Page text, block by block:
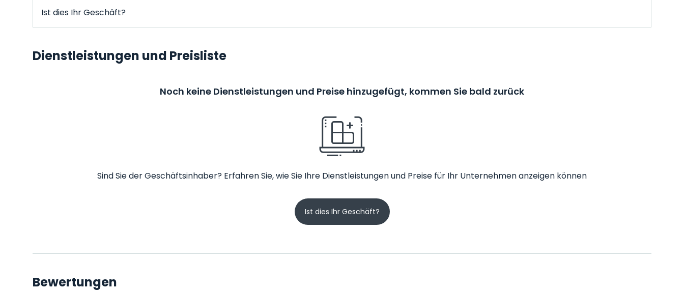
Ist dies Ihr Geschäft?
Dienstleistungen und Preisliste
Noch keine Dienstleistungen und Preise hinzugefügt, kommen Sie bald zurück
Sind Sie der Geschäftsinhaber? Erfahren Sie, wie Sie Ihre Dienstleistungen und Preise für Ihr Unternehmen anzeigen können
Ist dies Ihr Geschäft?
Bewertungen